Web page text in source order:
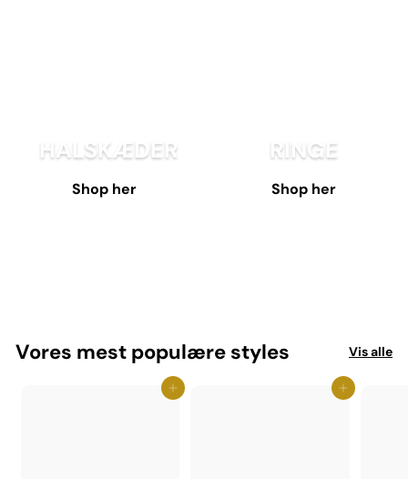
HALSKÆDER
Shop her
RINGE
Shop her
Vores mest populære styles Vis alle
Jeg elsker det - Tilføj til kurv Jeg elsker det - Tilføj til kurv